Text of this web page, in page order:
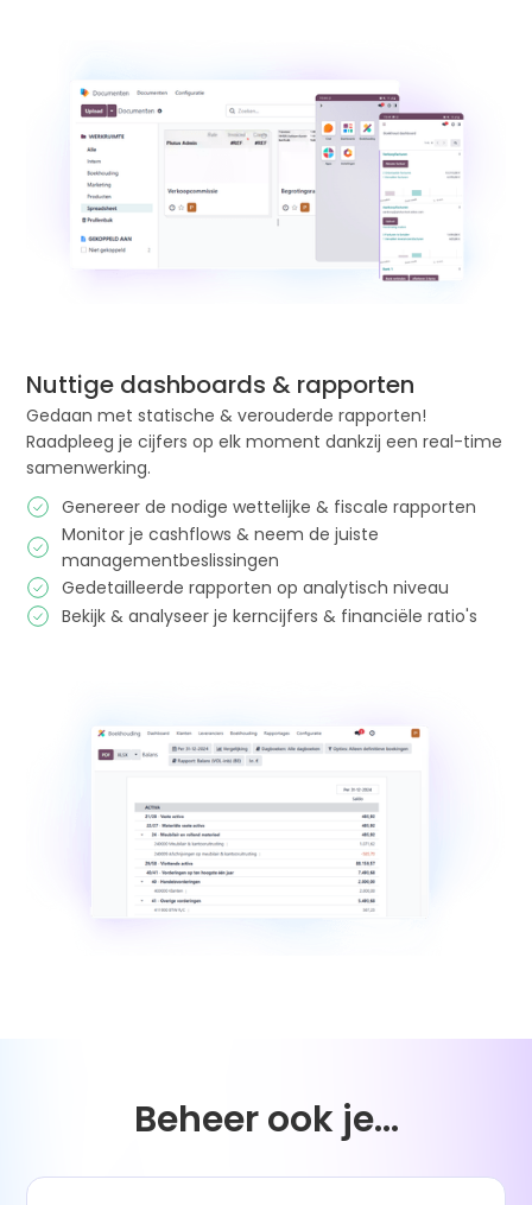
Nuttige dashboards & rapporten
Gedaan met statische & verouderde rapporten!
Raadpleeg je cijfers op elk moment dankzij een real-time
samenwerking.
Genereer de nodige wettelijke & fiscale rapporten
Monitor je cashflows & neem de juiste
managementbeslissingen
Gedetailleerde rapporten op analytisch niveau
Bekijk & analyseer je kerncijfers & financiële ratio's
Beheer ook je...